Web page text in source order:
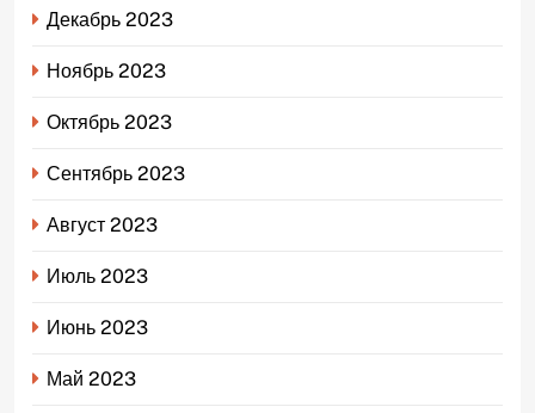
Декабрь 2023
Ноябрь 2023
Октябрь 2023
Сентябрь 2023
Август 2023
Июль 2023
Июнь 2023
Май 2023